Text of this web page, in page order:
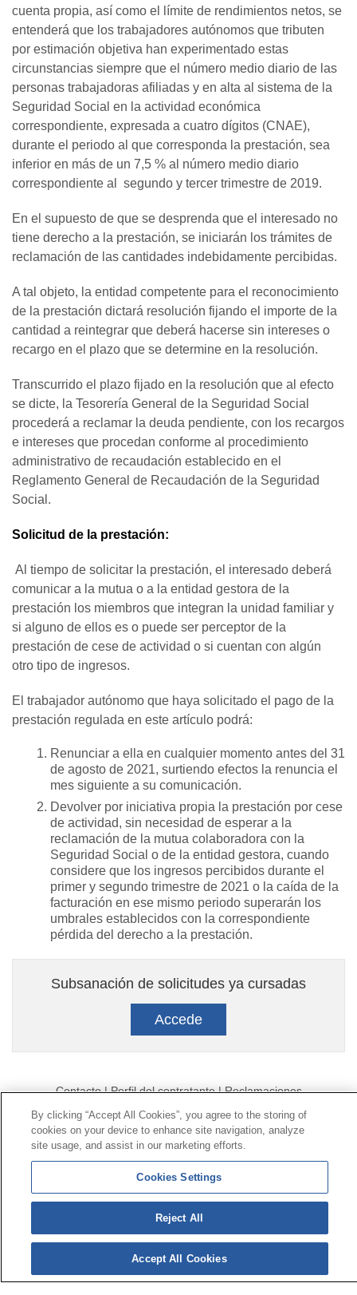
cuenta propia, así como el límite de rendimientos netos, se
entenderá que los trabajadores autónomos que tributen
por estimación objetiva han experimentado estas
circunstancias siempre que el número medio diario de las
personas trabajadoras afiliadas y en alta al sistema de la
Seguridad Social en la actividad económica
correspondiente, expresada a cuatro dígitos (CNAE),
durante el periodo al que corresponda la prestación, sea
inferior en más de un 7,5 % al número medio diario
correspondiente al segundo y tercer trimestre de 2019.
En el supuesto de que se desprenda que el interesado no
tiene derecho a la prestación, se iniciarán los trámites de
reclamación de las cantidades indebidamente percibidas.
A tal objeto, la entidad competente para el reconocimiento
de la prestación dictará resolución fijando el importe de la
cantidad a reintegrar que deberá hacerse sin intereses o
recargo en el plazo que se determine en la resolución.
Transcurrido el plazo fijado en la resolución que al efecto
se dicte, la Tesorería General de la Seguridad Social
procederá a reclamar la deuda pendiente, con los recargos
e intereses que procedan conforme al procedimiento
administrativo de recaudación establecido en el
Reglamento General de Recaudación de la Seguridad
Social.
Solicitud de la prestación:
Al tiempo de solicitar la prestación, el interesado deberá
comunicar a la mutua o a la entidad gestora de la
prestación los miembros que integran la unidad familiar y
si alguno de ellos es o puede ser perceptor de la
prestación de cese de actividad o si cuentan con algún
otro tipo de ingresos.
El trabajador autónomo que haya solicitado el pago de la
prestación regulada en este artículo podrá:
Renunciar a ella en cualquier momento antes del 31
de agosto de 2021, surtiendo efectos la renuncia el
mes siguiente a su comunicación.
Devolver por iniciativa propia la prestación por cese
de actividad, sin necesidad de esperar a la
reclamación de la mutua colaboradora con la
Seguridad Social o de la entidad gestora, cuando
considere que los ingresos percibidos durante el
primer y segundo trimestre de 2021 o la caída de la
facturación en ese mismo periodo superarán los
umbrales establecidos con la correspondiente
pérdida del derecho a la prestación.
Subsanación de solicitudes ya cursadas
Accede
Contacto|Perfil del contratante|Reclamaciones
Línea Universal 900 203 203 |Zona Privada Comisión de
Prestaciones Especiales|Zona Privada Proveedor
Sanitario
© Mutua Universal 2026 | Mapa del sitio | Aviso legal
Política de Protección de Datos
By clicking “Accept All Cookies”, you agree to the storing of
cookies on your device to enhance site navigation, analyze
site usage, and assist in our marketing efforts.
Cookies Settings
Reject All
Accept All Cookies